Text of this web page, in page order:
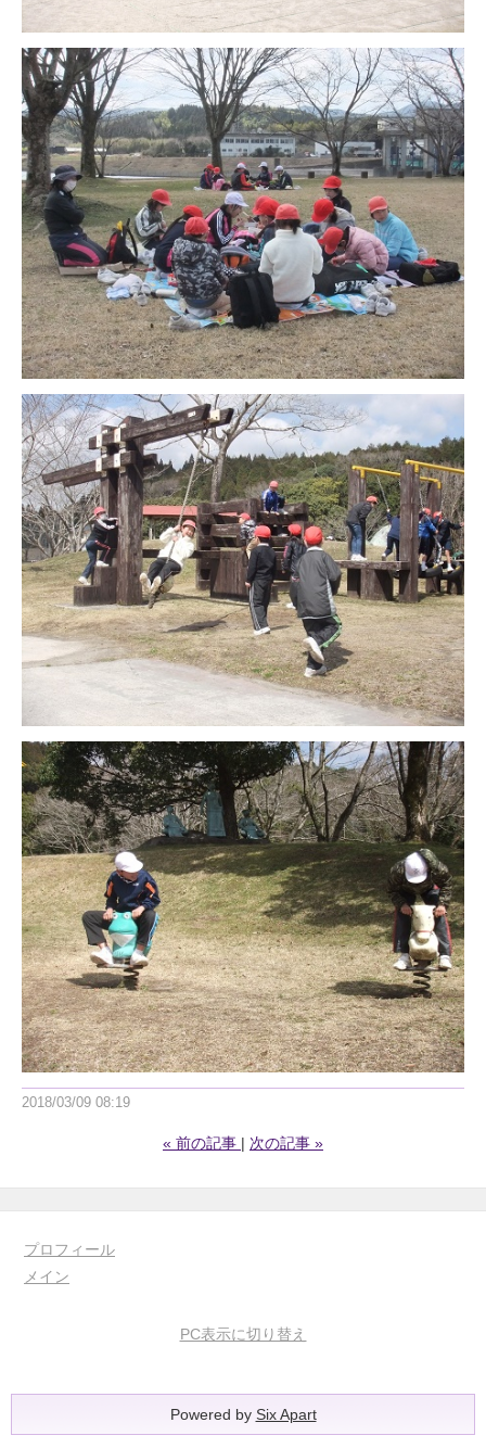
2018/03/09 08:19
« 前の記事 次の記事 »
プロフィール
メイン
PC表示に切り替え
Powered by Six Apart